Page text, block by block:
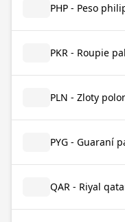
PHP - Peso
PKR - Roupie
PLN - Zloty
PYG - Guaraní
QAR - Riyal